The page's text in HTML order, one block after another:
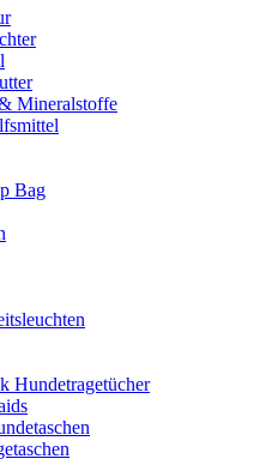
Mineralstoffe
Bag
Hundetragetücher